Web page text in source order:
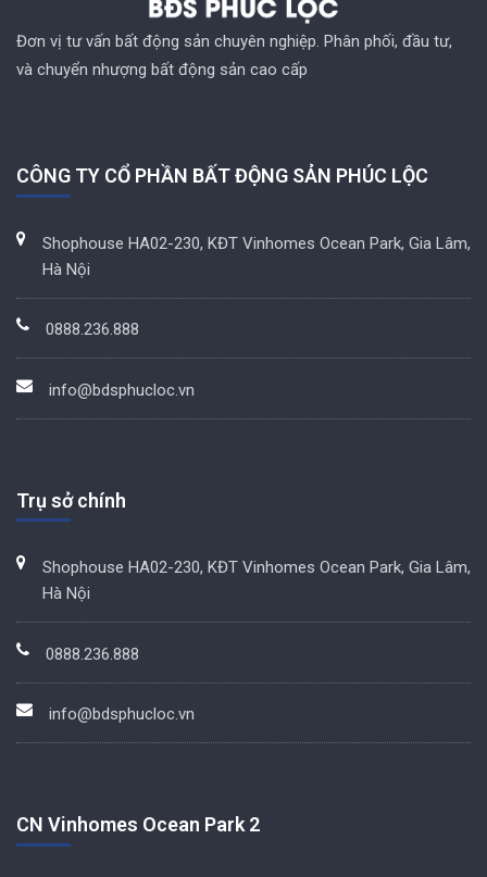
Đơn vị tư vấn bất động sản chuyên nghiệp. Phân phối, đầu tư,
và chuyển nhượng bất động sản cao cấp
CÔNG TY CỔ PHẦN BẤT ĐỘNG SẢN PHÚC LỘC
Shophouse HA02-230, KĐT Vinhomes Ocean Park, Gia Lâm,
Hà Nội
0888.236.888
info@bdsphucloc.vn
Trụ sở chính
Shophouse HA02-230, KĐT Vinhomes Ocean Park, Gia Lâm,
Hà Nội
0888.236.888
info@bdsphucloc.vn
CN Vinhomes Ocean Park 2